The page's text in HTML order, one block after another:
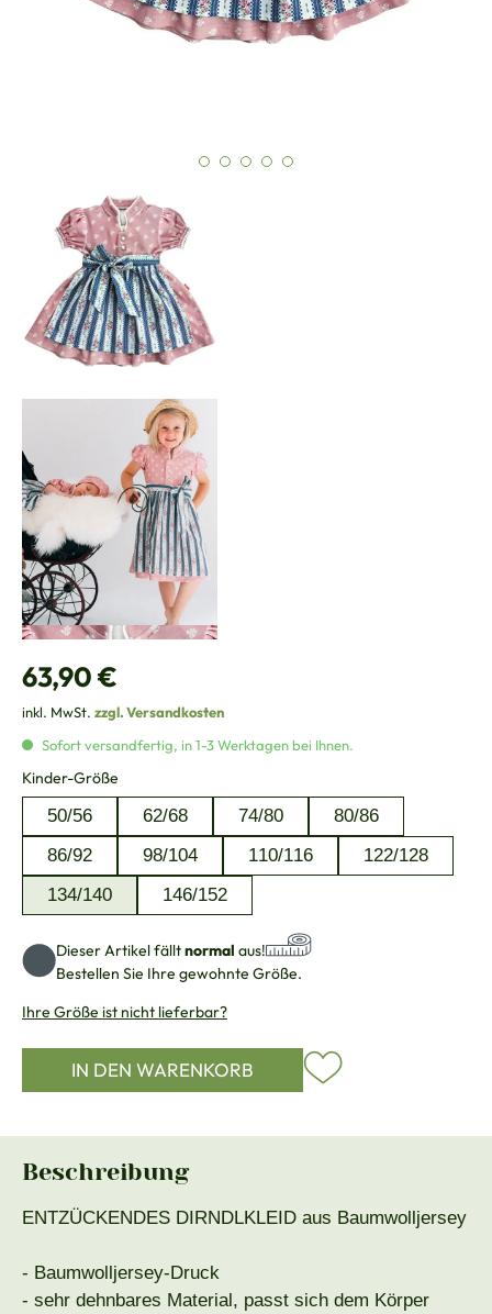
Regulärer Preis:
63,90 €
inkl. MwSt. zzgl. Versandkosten
Sofort versandfertig, in 1-3 Werktagen bei Ihnen.
Kinder-Größe
50/56 62/68 74/80
80/86
86/92
98/104 110/116
122/128
134/140
146/152
Dieser Artikel fälltnormal aus!
Bestellen Sie Ihre gewohnte Größe.
Ihre Größe ist nicht lieferbar?
IN DEN WARENKORB
Beschreibung
ENTZÜCKENDES DIRNDLKLEID aus Baumwolljersey
- Baumwolljersey-Druck
- sehr dehnbares Material, passt sich dem Körper